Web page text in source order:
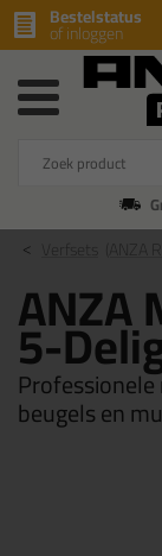
Bestelstatus
of inloggen
Verfsets
ANZA
5-
beugels en